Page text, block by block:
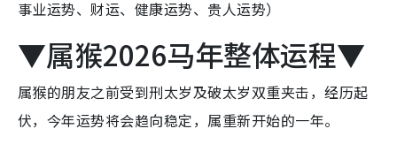
事业运势、财运、健康运势、贵人运势）
▼属猴2026马年整体运程▼
属猴的朋友之前受到刑太岁及破太岁双重夹击，经历起
伏，今年运势将会趋向稳定，属重新开始的一年。